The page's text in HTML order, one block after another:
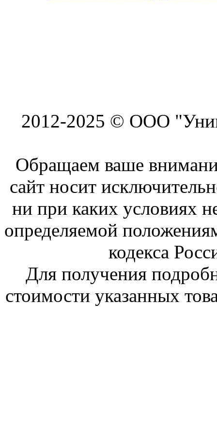
2012-2025 © ООО
Обращаем ваше
сайт носит
ни при каких условиях
определяемой
кодекса
Для получения
стоимости указанных